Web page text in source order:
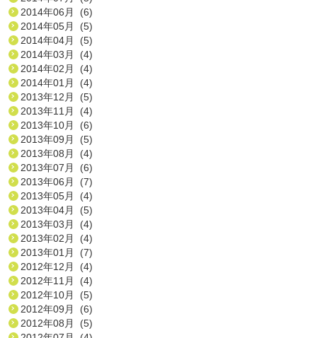
2014年06月 (6)
2014年05月 (5)
2014年04月 (5)
2014年03月 (4)
2014年02月 (4)
2014年01月 (4)
2013年12月 (5)
2013年11月 (4)
2013年10月 (6)
2013年09月 (5)
2013年08月 (4)
2013年07月 (6)
2013年06月 (7)
2013年05月 (4)
2013年04月 (5)
2013年03月 (4)
2013年02月 (4)
2013年01月 (7)
2012年12月 (4)
2012年11月 (4)
2012年10月 (5)
2012年09月 (6)
2012年08月 (5)